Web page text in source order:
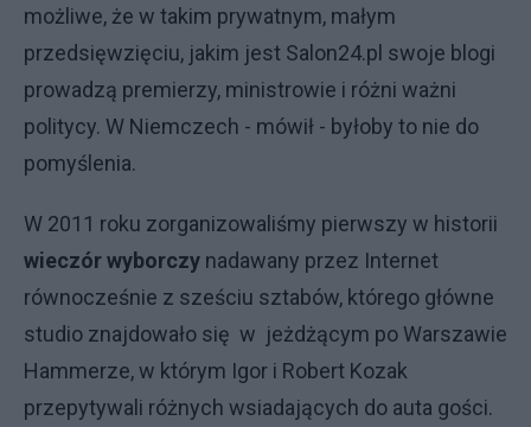
możliwe, że w takim prywatnym, małym
przedsięwzięciu, jakim jest Salon24.pl swoje blogi
prowadzą premierzy, ministrowie i różni ważni
politycy. W Niemczech - mówił - byłoby to nie do
pomyślenia.
W 2011 roku zorganizowaliśmy pierwszy w historii
wieczór wyborczy nadawany przez Internet
równocześnie z sześciu sztabów, którego główne
studio znajdowało się w jeżdżącym po Warszawie
Hammerze, w którym Igor i Robert Kozak
przepytywali różnych wsiadających do auta gości.